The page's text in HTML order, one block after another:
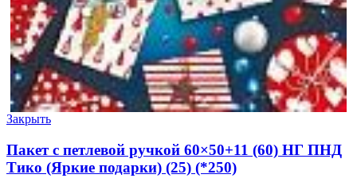
Закрыть
Пакет с петлевой ручкой 60×50+11 (60) НГ ПНД
Тико (Яркие подарки) (25) (*250)